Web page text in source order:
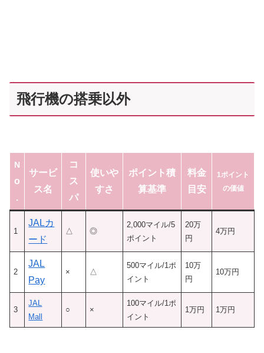
飛行機の搭乗以外
N
o
.
サービ
ス名
コ
ス
パ
使いや
すさ
ポイント積
算基準
料金
目安
1ポイント
の価値
1
JALカ
ード
△ ◎
2,000マイル/5
ポイント
20万
円
4万円
2
JAL
Pay
× △
500マイル/1ポ
イント
10万
円
10万円
3
JAL
Mall
○ ×
100マイル/1ポ
イント
1万円 1万円